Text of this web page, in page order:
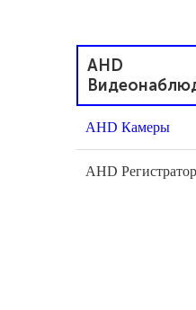
AHD
AHD Камеры
AHD